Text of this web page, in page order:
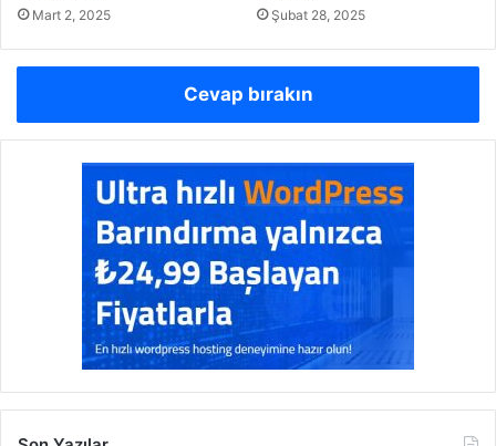
Mart 2, 2025 Şubat 28, 2025
Cevap bırakın